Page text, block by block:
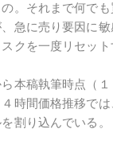
。それまで何で
急に売り要因に敏
クを一度リセット
本稿執筆時点（
時間価格推移で
割り込んでいる。